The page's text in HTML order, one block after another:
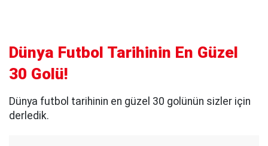
Dünya Futbol Tarihinin En Güzel
30 Golü!
Dünya futbol tarihinin en güzel 30 golünün sizler için
derledik.